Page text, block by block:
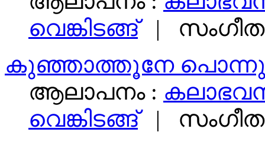
വെങ്കിടങ്ങ്‌|
കുഞ്ഞാത്തൂനേ
ആലാപനം :
വെങ്കിടങ്ങ്‌|